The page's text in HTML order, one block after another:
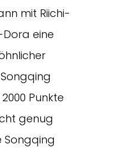
mit Riichi-
eine
Punkte
genug
Songqing